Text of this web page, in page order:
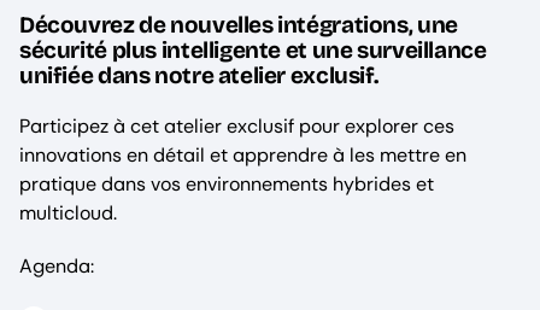
Découvrez de nouvelles intégrations, une
sécurité plus intelligente et une surveillance
unifiée dans notre atelier exclusif.
Participez à cet atelier exclusif pour explorer ces
innovations en détail et apprendre à les mettre en
pratique dans vos environnements hybrides et
multicloud.
Agenda: